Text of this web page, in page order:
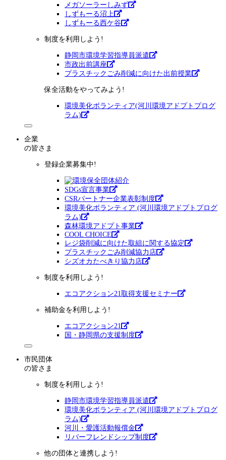
メガソーラーしみず
しずもーる沼上
しずもーる⻄ケ谷
制度を利用しよう!
静岡市環境学習指導員派遣
市政出前講座
プラスチックごみ削減に向けた出前授業
保全活動をやってみよう!
環境美化ボランティア(河川環境アドプトプログ
ラム)
企業
の皆さま
登録企業募集中!
SDGs宣言事業
CSRパートナー企業表彰制度
環境美化ボランティア (河川環境アドプトプログ
ラム)
森林環境アドプト事業
COOL CHOICE
レジ袋削減に向けた取組に関する協定
プラスチックごみ削減協力店
シズオカたべきり協力店
制度を利用しよう!
エコアクション21取得支援セミナー
補助金を利用しよう!
エコアクション21
国・静岡県の支援制度
市民団体
の皆さま
制度を利用しよう!
静岡市環境学習指導員派遣
環境美化ボランティア (河川環境アドプトプログ
ラム)
河川・愛護活動報償金
リバーフレンドシップ制度
他の団体と連携しよう!